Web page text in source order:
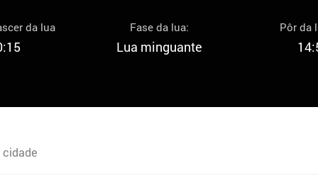
da lua Fase da lua:
Lua minguante
Pôr da
cidade